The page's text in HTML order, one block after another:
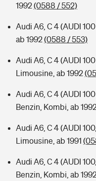
1992(0588 / 552)
Audi A6, C 4 (AUDI
ab 1992(0588 / 553)
Audi A6, C 4 (AUDI
Limousine, ab 1992
Audi A6, C 4 (AUDI
Benzin, Kombi, ab
Audi A6, C 4 (AUDI
Limousine, ab 1991
Audi A6, C 4 (AUDI
Benzin, Kombi, ab